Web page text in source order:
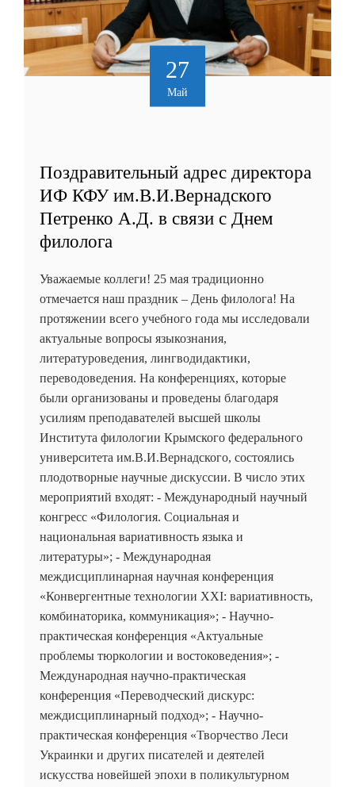
27
Май
Поздравительный адрес директора
ИФ КФУ им.В.И.Вернадского
Петренко А.Д. в связи с Днем
филолога
Уважаемые коллеги! 25 мая традиционно
отмечается наш праздник – День филолога! На
протяжении всего учебного года мы исследовали
актуальные вопросы языкознания,
литературоведения, лингводидактики,
переводоведения. На конференциях, которые
были организованы и проведены благодаря
усилиям преподавателей высшей школы
Института филологии Крымского федерального
университета им.В.И.Вернадского, состоялись
плодотворные научные дискуссии. В число этих
мероприятий входят: - Международный научный
конгресс «Филология. Социальная и
национальная вариативность языка и
литературы»; - Международная
междисциплинарная научная конференция
«Конвергентные технологии XXI: вариативность,
комбинаторика, коммуникация»; - Научно-
практическая конференция «Актуальные
проблемы тюркологии и востоковедения»; -
Международная научно-практическая
конференция «Переводческий дискурс:
междисциплинарный подход»; - Научно-
практическая конференция «Творчество Леси
Украинки и других писателей и деятелей
искусства новейшей эпохи в поликультурном